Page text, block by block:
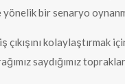
yönelik bir senaryo
çıkışını
saydığımız